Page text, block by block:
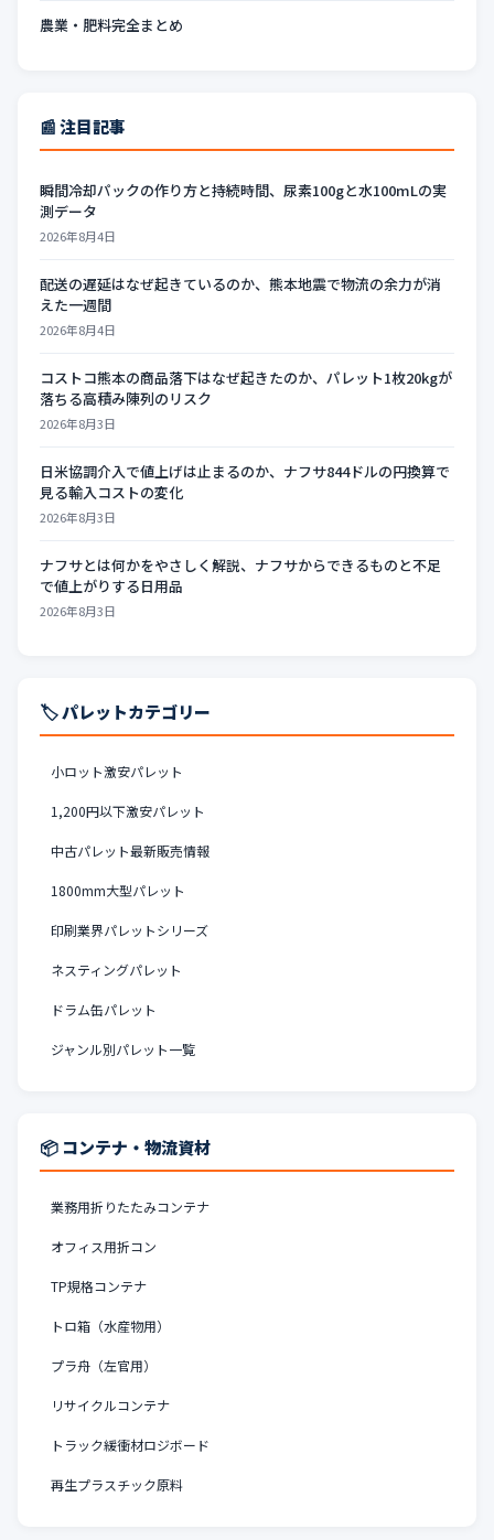
農業・肥料完全まとめ
📰 注目記事
瞬間冷却パックの作り方と持続時間、尿素100gと水100mLの実
測データ
2026年8月4日
配送の遅延はなぜ起きているのか、熊本地震で物流の余力が消
えた一週間
2026年8月4日
コストコ熊本の商品落下はなぜ起きたのか、パレット1枚20kgが
落ちる高積み陳列のリスク
2026年8月3日
日米協調介入で値上げは止まるのか、ナフサ844ドルの円換算で
見る輸入コストの変化
2026年8月3日
ナフサとは何かをやさしく解説、ナフサからできるものと不足
で値上がりする日用品
2026年8月3日
🏷️ パレットカテゴリー
小ロット激安パレット
1,200円以下激安パレット
中古パレット最新販売情報
1800mm大型パレット
印刷業界パレットシリーズ
ネスティングパレット
ドラム缶パレット
ジャンル別パレット一覧
📦 コンテナ・物流資材
業務用折りたたみコンテナ
オフィス用折コン
TP規格コンテナ
トロ箱（水産物用）
プラ舟（左官用）
リサイクルコンテナ
トラック緩衝材ロジボード
再生プラスチック原料